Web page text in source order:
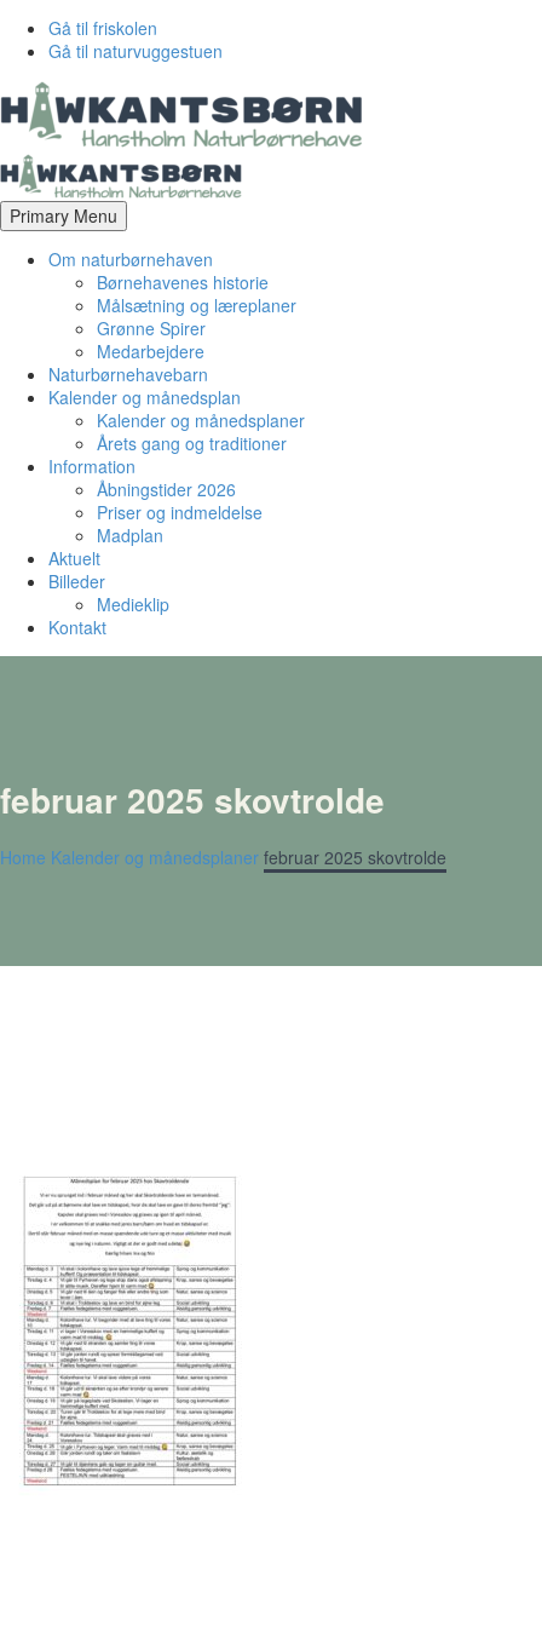
Gå til friskolen
Gå til naturvuggestuen
Primary Menu
Om naturbørnehaven
Børnehavenes historie
Målsætning og læreplaner
Grønne Spirer
Medarbejdere
Naturbørnehavebarn
Kalender og månedsplan
Kalender og månedsplaner
Årets gang og traditioner
Information
Åbningstider 2026
Priser og indmeldelse
Madplan
Aktuelt
Billeder
Medieklip
Kontakt
februar 2025 skovtrolde
Home Kalender og månedsplaner februar 2025 skovtrolde